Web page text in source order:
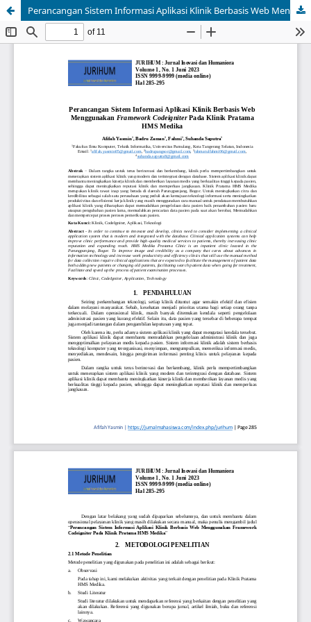
Perancangan Sistem Informasi Aplikasi Klinik Berbasis Web Menggunakan Framework Codeigniter Pada Klinik Pratama HMS Medika